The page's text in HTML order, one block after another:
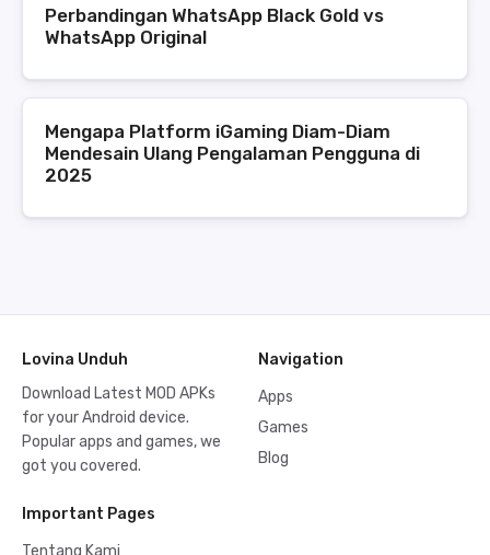
Perbandingan WhatsApp Black Gold vs
WhatsApp Original
Mengapa Platform iGaming Diam-Diam
Mendesain Ulang Pengalaman Pengguna di
2025
Lovina Unduh
Download Latest MOD APKs
for your Android device.
Popular apps and games, we
got you covered.
Navigation
Apps
Games
Blog
Important Pages
Tentang Kami